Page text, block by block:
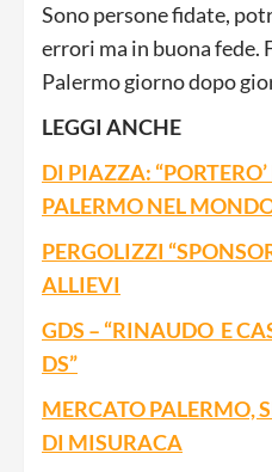
Sono persone fidate,
errori ma in buona fede.
Palermo giorno dopo
LEGGI ANCHE
DI PIAZZA:
PALERMO NEL
PERGOLIZZI
ALLIEVI
GDS – “RINAUDO E
DS”
MERCATO PALERMO,
DI MISURACA